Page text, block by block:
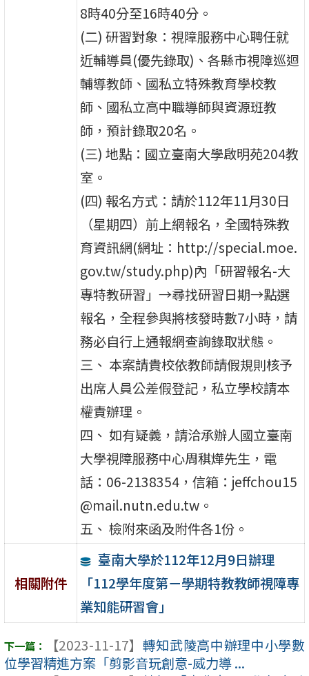
8時40分至16時40分。
(二) 研習對象：視障服務中心聘任就
近輔導員(優先錄取)、各縣市視障巡迴
輔導教師、國私立特殊教育學校教
師、國私立高中職導師與資源班教
師，預計錄取20名。
(三) 地點：國立臺南大學啟明苑204教
室。
(四) 報名方式：請於112年11月30日
（星期四）前上網報名，全國特殊教
育資訊網(網址：http://special.moe.
gov.tw/study.php)內「研習報名-大
專特教研習」→尋找研習日期→點選
報名，全程參與將核發時數7小時，請
務必自行上通報網查詢錄取狀態。
三、 本案請貴校依教師請假規則核予
出席人員公差假登記，私立學校請本
權責辦理。
四、 如有疑義，請洽承辦人國立臺南
大學視障服務中心周稘燁先生，電
話：06-2138354，信箱：jeffchou15
@mail.nutn.edu.tw。
五、 檢附來函及附件各1份。
相關附件
臺南大學於112年12月9日辦理
「112學年度第ㄧ學期特教教師視障專
業知能研習會」
【2023-11-17】 轉知武陵高中辦理中小學數
位學習精進方案「剪影音玩創意-威力導 ...